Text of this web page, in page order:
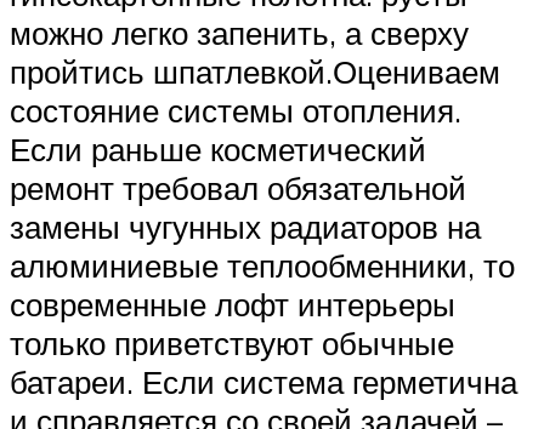
можно легко запенить, а сверху
пройтись шпатлевкой.Оцениваем
состояние системы отопления.
Если раньше косметический
ремонт требовал обязательной
замены чугунных радиаторов на
алюминиевые теплообменники, то
современные лофт интерьеры
только приветствуют обычные
батареи. Если система герметична
и справляется со своей задачей –